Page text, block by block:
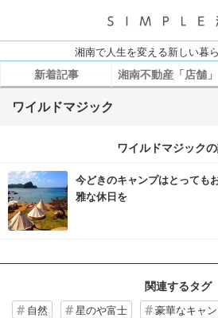
湘南で人生を変える新しい暮
新着記事 湘南不動産「店舗」
ワイルドマジック
ワイルドマジック
今どきのキャンプはとっても
雅な休日を
関連するタグ
自然 星のや富士 豪華なキャ